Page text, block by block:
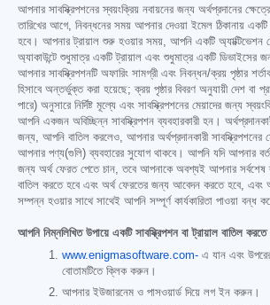
আপনার সাবস্ক্রিপশনের স্বয়ংক্রিয় নবায়নের জন্য অর্থপ্রদানের
তারিখের আগে, নিবন্ধনের সময় আপনার দেওয়া ইমেল ঠিকানায়
হবে। আপনার ট্রায়াল শুরু হওয়ার সময়, আপনি একটি অ্যাক্টিভেশন
অ্যাকাউন্টে শুধুমাত্র একটি ট্রায়াল এবং শুধুমাত্র একটি ডিভাইসের
আপনার সাবস্ক্রিপশনটি অফারিং সামগ্রী এবং নিবন্ধন/ক্রয় পৃষ্ঠার
হিসাবে অন্তর্ভুক্ত করা হয়েছে; ক্রয় পৃষ্ঠার বিবরণ অনুযায়ী দেশ বা
পারে) অনুসারে নির্দিষ্ট মূল্যে এবং সাবস্ক্রিপশনের মেয়াদের জন্য
আপনি একজন অবিচ্ছিন্ন সাবস্ক্রিপশন ব্যবহারকারী হন।
জন্য, আপনি বাতিল করলেও, আপনার অর্থপ্রদানকারী সাবস্ক্রিপশনের
আপনার পণ্য(গুলি) ব্যবহারের সুযোগ থাকবে। আপনি যদি আপনার
জন্য অর্থ ফেরত পেতে চান, তবে আপনাকে অবশ্যই আপনার সর্বশেষ
বাতিল করতে হবে এবং অর্থ ফেরতের জন্য আবেদন করতে হবে, এবং
সম্পন্ন হওয়ার সাথে সাথেই আপনি সম্পূর্ণ কার্যকারিতা পাওয়া বন্ধ
আপনি নিম্নলিখিত উপায়ে একটি সাবস্ক্রিপশন বা ট্রায়াল বাতিল করতে
www.enigmasoftware.com- এ যান এবং
বোতামটিতে ক্লিক করুন।
আপনার ইউজারনেম ও পাসওয়ার্ড দিয়ে লগ ইন করুন।